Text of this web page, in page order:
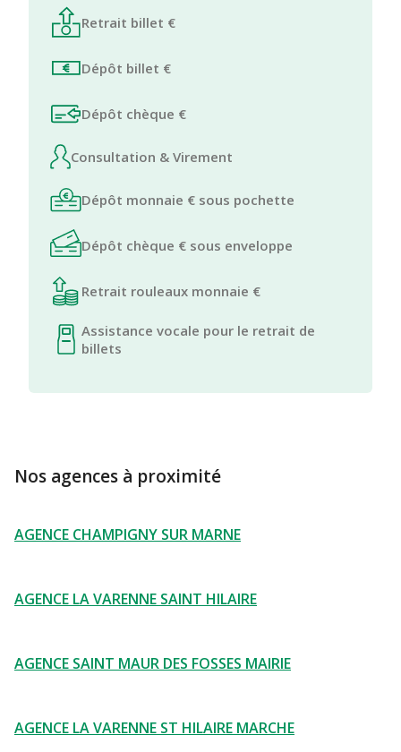
Retrait billet €
Dépôt billet €
Dépôt chèque €
Consultation & Virement
Dépôt monnaie € sous pochette
Dépôt chèque € sous enveloppe
Retrait rouleaux monnaie €
Assistance vocale pour le retrait de
billets
Nos agences à proximité
AGENCE CHAMPIGNY SUR MARNE
AGENCE LA VARENNE SAINT HILAIRE
AGENCE SAINT MAUR DES FOSSES MAIRIE
AGENCE LA VARENNE ST HILAIRE MARCHE